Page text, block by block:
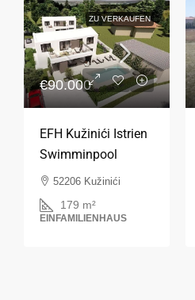
ZU VERKAUFEN
€90.000
EFH Kužinići Istrien
Swimminpool
52206 Kužinići
179 m²
EINFAMILIENHAUS